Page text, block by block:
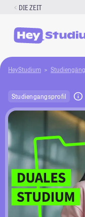
Zum
springen
DIE ZEIT
HeyStudium
Studiengangsprofil